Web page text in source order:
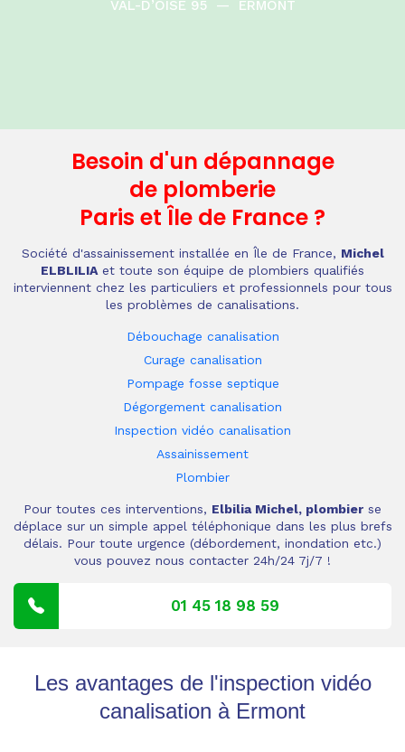
VAL-D’OISE 95
— ERMONT
Besoin d'un dépannage
de plomberie
Paris et Île de France ?
Société d'assainissement installée en Île de France, Michel
ELBLILIA et toute son équipe de plombiers qualifiés
interviennent chez les particuliers et professionnels pour tous
les problèmes de canalisations.
Débouchage canalisation
Curage canalisation
Pompage fosse septique
Dégorgement canalisation
Inspection vidéo canalisation
Assainissement
Plombier
Pour toutes ces interventions, Elbilia Michel, plombier se
déplace sur un simple appel téléphonique dans les plus brefs
délais. Pour toute urgence (débordement, inondation etc.)
vous pouvez nous contacter 24h/24 7j/7 !
01 45 18 98 59
Les avantages de l'inspection vidéo
canalisation à Ermont